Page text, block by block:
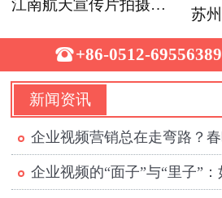
江南航天宣传片拍摄花絮
+86-0512-69556389
新闻资讯
·
企业视频营销总在走弯路？春晚吐槽早就给出了
·
企业视频的“面子”与“里子”：如何从无效投入走